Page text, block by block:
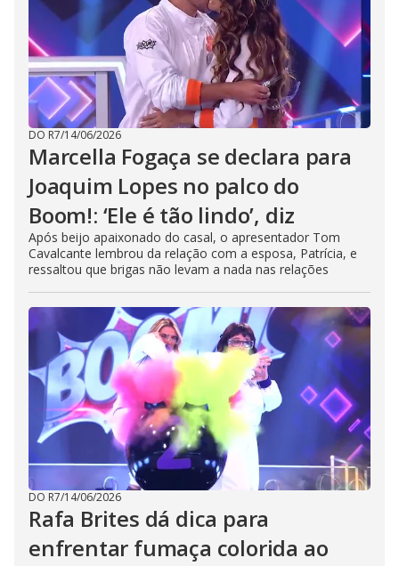
DO R7/14/06/2026
Marcella Fogaça se declara para
Joaquim Lopes no palco do
Boom!: ‘Ele é tão lindo’, diz
Após beijo apaixonado do casal, o apresentador Tom
Cavalcante lembrou da relação com a esposa, Patrícia, e
ressaltou que brigas não levam a nada nas relações
DO R7/14/06/2026
Rafa Brites dá dica para
enfrentar fumaça colorida ao